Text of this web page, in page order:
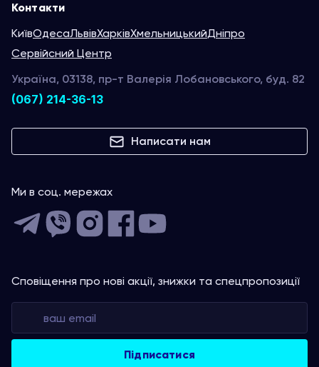
Контакти
КиївОдесаЛьвівХарківХмельницькийДніпро
Сервійсний Центр
Україна, 03138, пр-т Валерія Лобановського, буд. 82
(067) 214-36-13
Написати нам
Ми в соц. мережах
Сповіщення про нові акції, знижки та спецпропозиції